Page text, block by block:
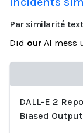
Par similarité
Did our AI mess
Loading...
DALL-E 2
Biased